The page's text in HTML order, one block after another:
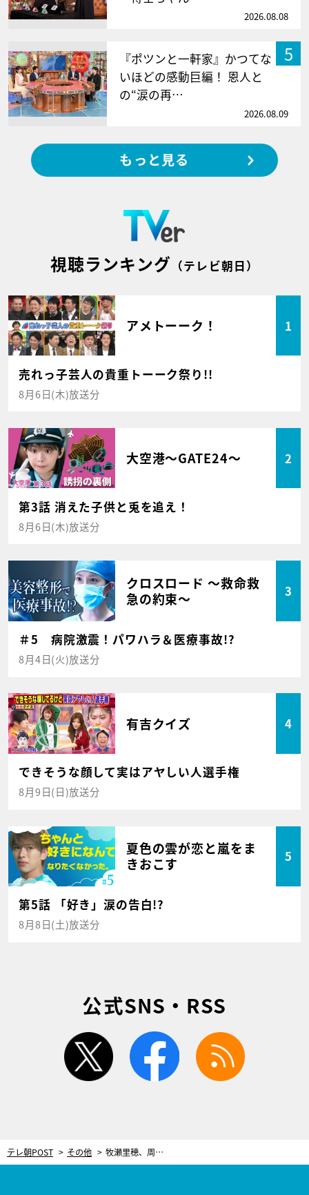
2026.08.08
5
『ポツンと一軒家』かつてな
いほどの感動巨編！ 恩人と
の“涙の再…
2026.08.09
もっと見る
視聴ランキング （テレビ朝日）
アメトーーク！ 1
売れっ子芸人の貴重トーーク祭り!!
8月6日(木)放送分
大空港～GATE24～ 2
第3話 消えた子供と兎を追え！
8月6日(木)放送分
クロスロード ～救命救
急の約束～
3
＃5 病院激震！パワハラ＆医療事故!?
8月4日(火)放送分
有吉クイズ 4
できそうな顔して実はアヤしい人選手権
8月9日(日)放送分
夏色の雲が恋と嵐をま
きおこす
5
第5話 「好き」涙の告白!?
8月8日(土)放送分
公式SNS・RSS
twitter facebook
テレ朝POST その他 牧瀬里穂、周囲を驚かせた「カナダ留学」と「あのCM」を振り返る